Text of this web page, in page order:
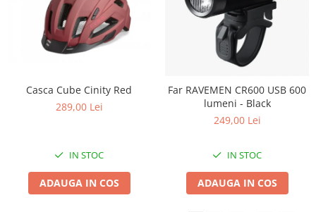
Casca Cube Cinity Red
289,00 Lei
IN STOC
ADAUGA IN COS
Far RAVEMEN CR600 USB 600
lumeni - Black
249,00 Lei
IN STOC
ADAUGA IN COS